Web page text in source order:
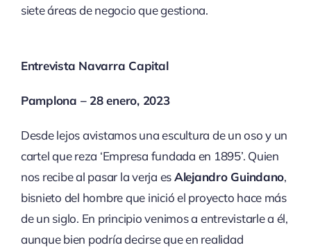
siete áreas de negocio que gestiona.
Entrevista Navarra Capital
Pamplona – 28 enero, 2023
Desde lejos avistamos una escultura de un oso y un
cartel que reza ‘Empresa fundada en 1895’. Quien
nos recibe al pasar la verja esAlejandro Guindano,
bisnieto del hombre que inició el proyecto hace más
de un siglo. En principio venimos a entrevistarle a él,
aunque bien podría decirse que en realidad